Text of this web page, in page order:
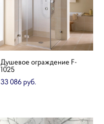
Душевое ограждение F-
1025
33 086 pуб.